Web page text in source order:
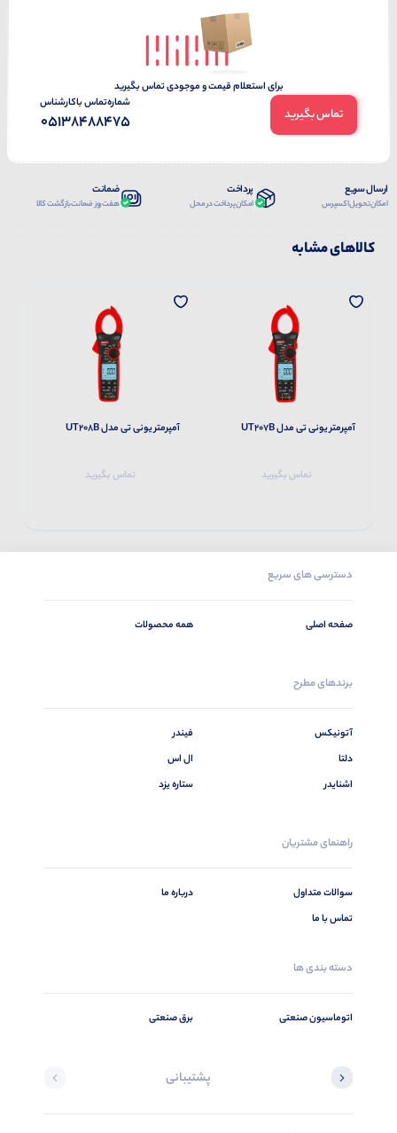
برای استعلام قیمت و موجودی تماس بگیرید
تماس بگیرید
شماره‌تماس‌ با‌کارشناس
05138488475
ارسال سریع
امکان تحویل اکسپرس
پرداخت
امکان پرداخت در محل
ضمانت
هفت روز ضمانت بازگشت کالا
کالاهای مشابه
آمپرمتر یونی تی مدل UT207B
تماس بگیرید
آمپرمتر یونی تی مدل UT208B
تماس بگیرید
دسترسی های سریع
صفحه اصلی همه محصولات
برندهای مطرح
آتونیکس
دلتا
اشنایدر
فیندر
ال اس
ستاره یزد
راهنمای مشتریان
سوالات متداول
تماس با ما
درباره ما
دسته بندی ها
اتوماسیون صنعتی برق صنعتی
پشتیبانی